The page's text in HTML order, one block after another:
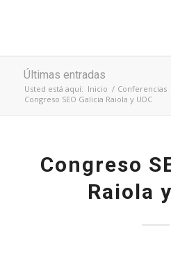
Últimas entradas
Usted está aquí: Inicio / Conferencias
Congreso SEO Galicia Raiola y UDC
Congreso
Raiola